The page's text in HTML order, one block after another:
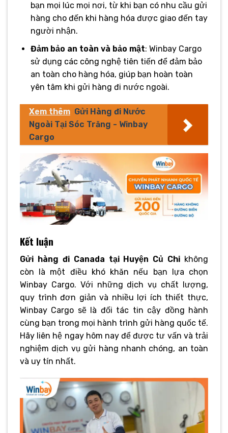
bạn mọi lúc mọi nơi, từ khi bạn có nhu cầu gửi
hàng cho đến khi hàng hóa được giao đến tay
người nhận.
Đảm bảo an toàn và bảo mật: Winbay Cargo
sử dụng các công nghệ tiên tiến để đảm bảo
an toàn cho hàng hóa, giúp bạn hoàn toàn
yên tâm khi gửi hàng đi nước ngoài.
Xem thêm Gửi Hàng đi Nước
Ngoài Tại Sóc Trăng - Winbay
Cargo
Kết luận
Gửi hàng đi Canada tại Huyện Củ Chi không
còn là một điều khó khăn nếu bạn lựa chọn
Winbay Cargo. Với những dịch vụ chất lượng,
quy trình đơn giản và nhiều lợi ích thiết thực,
Winbay Cargo sẽ là đối tác tin cậy đồng hành
cùng bạn trong mọi hành trình gửi hàng quốc tế.
Hãy liên hệ ngay hôm nay để được tư vấn và trải
nghiệm dịch vụ gửi hàng nhanh chóng, an toàn
và uy tín nhất.